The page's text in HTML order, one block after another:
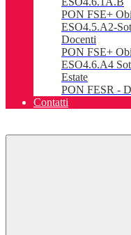
PON FSE+
ESO4.5.A2-
Docenti
PON FSE+
ESO4.6.A4
Estate
PON FESR -
Contatti